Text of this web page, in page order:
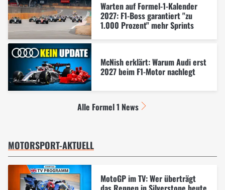
Warten auf Formel-1-Kalender
2027: F1-Boss garantiert "zu
1.000 Prozent" mehr Sprints
McNish erklärt: Warum Audi erst
2027 beim F1-Motor nachlegt
Alle Formel 1 News
MOTORSPORT-AKTUELL
MotoGP im TV: Wer überträgt